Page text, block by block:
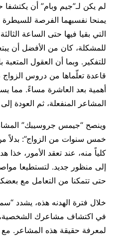
لم يكن لـ”جيم وبام” أن يكتشفا
يمنحا نفسبهما الفرصة
التي بقيا فيها حتى الساعة
للمشكلة، كان من الأفضل أن
للتفكير. وبما أن العقول المتعبة
قاعدة تعلّماها من دروس
أهمية بعد العاشرة مساءً. مما
المشاعر المنفعلة، ثم العودة
وينصح “جيمس جروسيبك”
خمس سنوات من الزواج”: بدلاً
كلياً منه، عند تعقد الأمور،
إلى منظور جديد. لتستطيعا
حتى تتمكنا من التعامل مع
خلال فترة الهدنه هذه، يشدد
في اكتشاف مشاعرك الشخصية،
لمعرفة حقيقة هذه المشاعر. مع